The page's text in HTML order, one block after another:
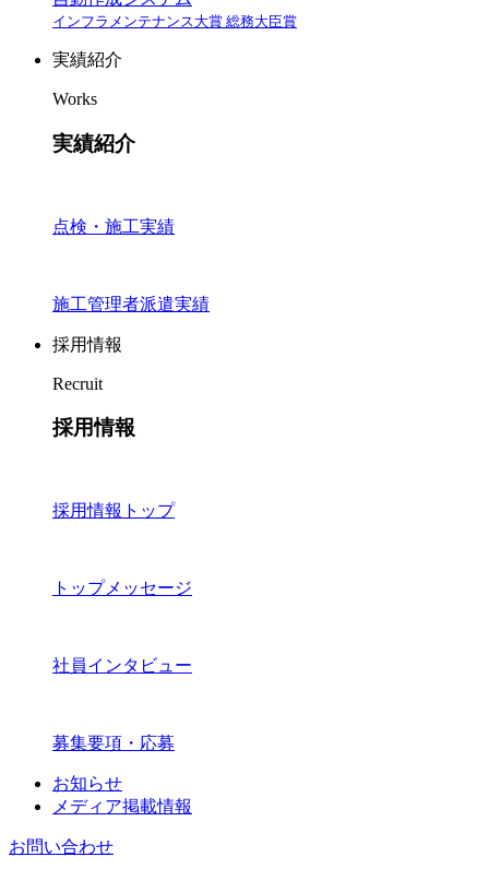
インフラメンテナンス大賞 総務大臣賞
実績紹介
Works
実績紹介
点検・施工実績
施工管理者派遣実績
採用情報
Recruit
採用情報
採用情報トップ
トップメッセージ
社員インタビュー
募集要項・応募
お知らせ
メディア掲載情報
お問い合わせ